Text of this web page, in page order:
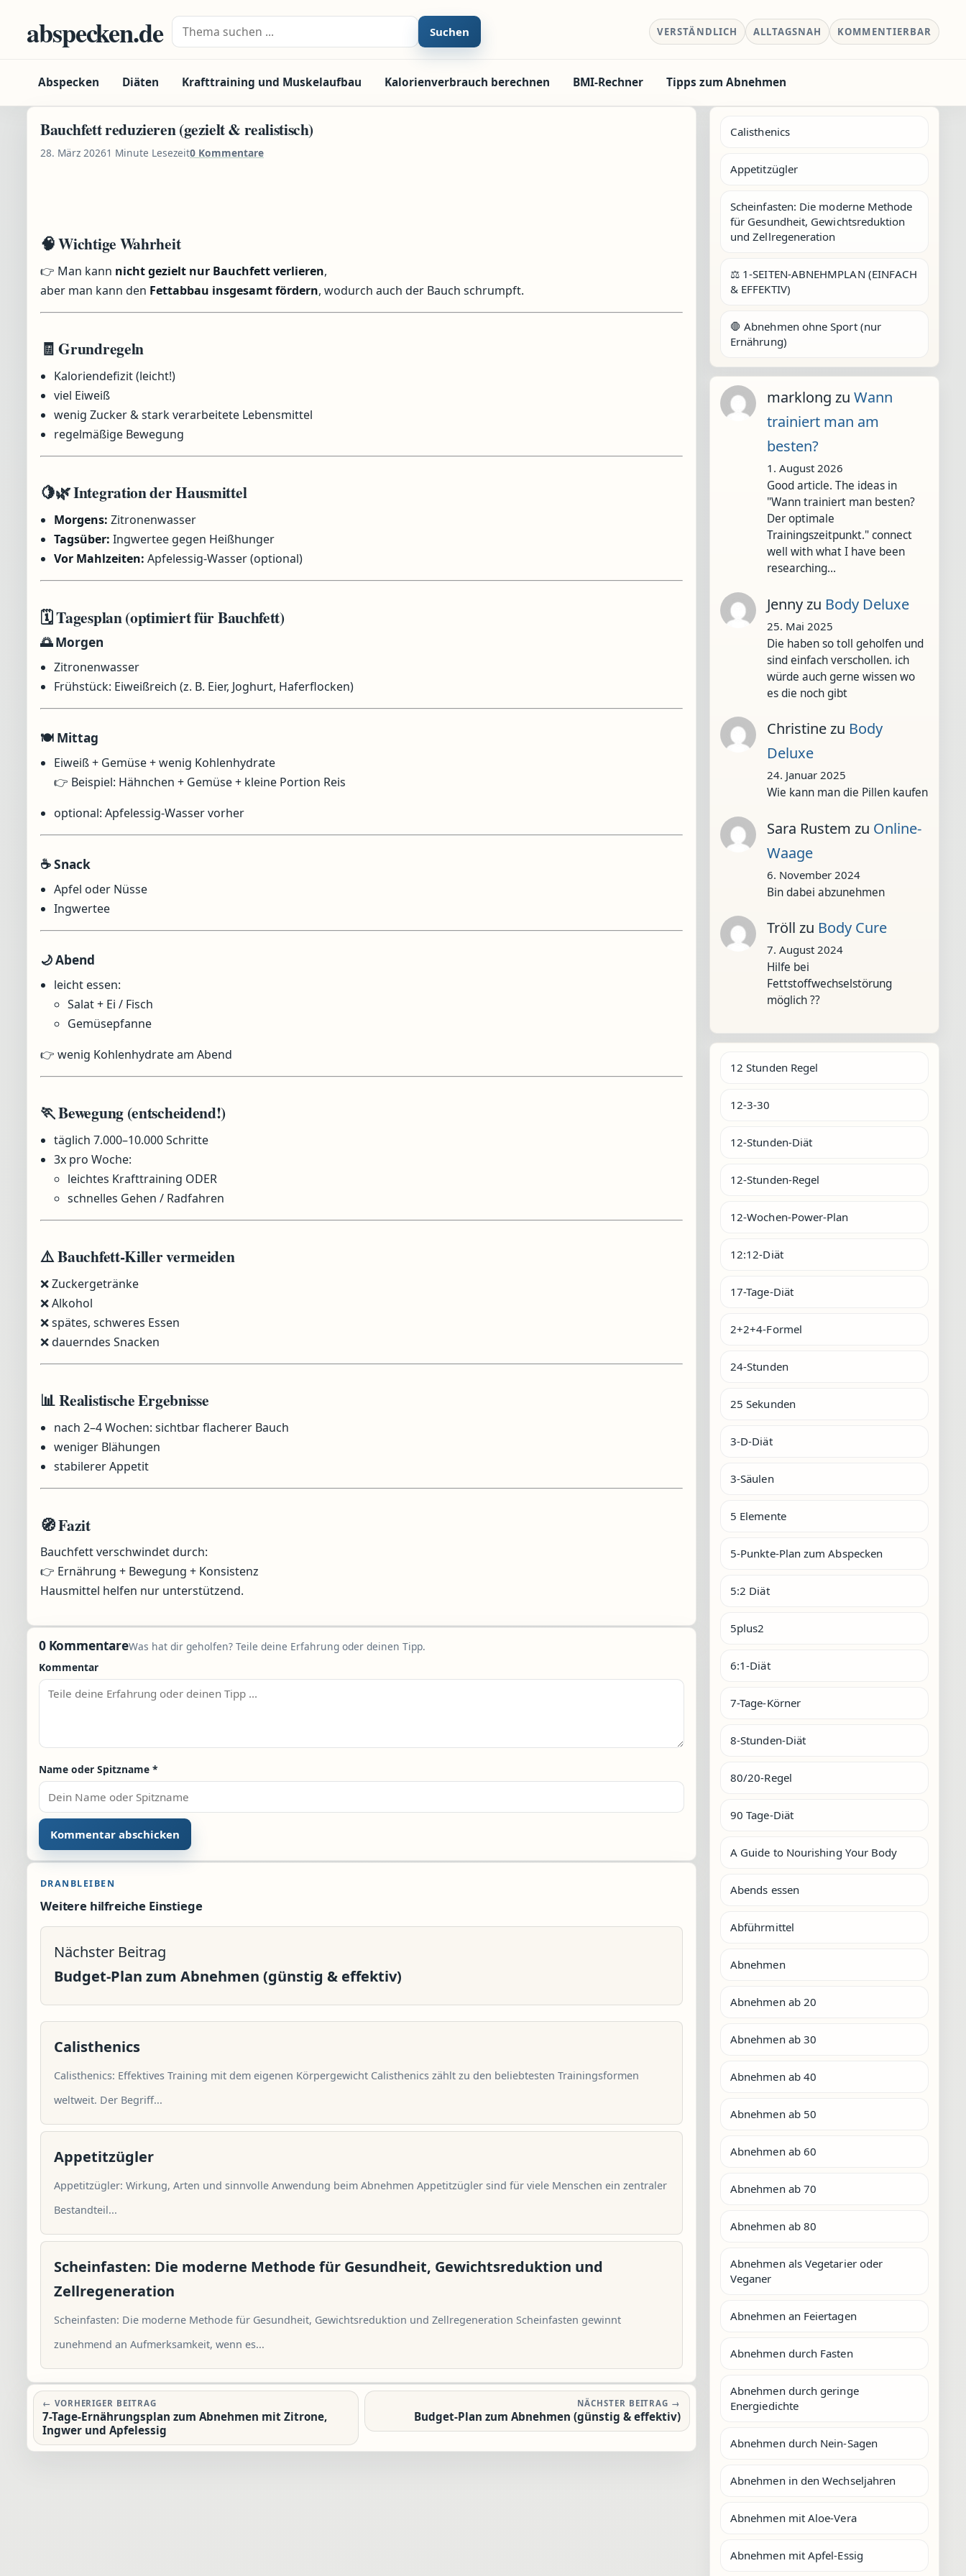
abspecken.de Suche nach: Suchen VERSTÄNDLICH ALLTAGSNAH KOMMENTIERBAR
Abspecken Diäten Krafttraining und Muskelaufbau Kalorienverbrauch berechnen BMI-Rechner Tipps zum Abnehmen
Bauchfett reduzieren (gezielt & realistisch)
28. März 20261 Minute Lesezeit0 Kommentare
🧠 Wichtige Wahrheit
👉 Man kann nicht gezielt nur Bauchfett verlieren,
aber man kann den Fettabbau insgesamt fördern, wodurch auch der Bauch schrumpft.
🧾 Grundregeln
Kaloriendefizit (leicht!)
viel Eiweiß
wenig Zucker & stark verarbeitete Lebensmittel
regelmäßige Bewegung
🍋🌿 Integration der Hausmittel
Morgens: Zitronenwasser
Tagsüber: Ingwertee gegen Heißhunger
Vor Mahlzeiten: Apfelessig-Wasser (optional)
🗓️ Tagesplan (optimiert für Bauchfett)
🌅 Morgen
Zitronenwasser
Frühstück: Eiweißreich (z. B. Eier, Joghurt, Haferflocken)
🍽️ Mittag
Eiweiß + Gemüse + wenig Kohlenhydrate
👉 Beispiel: Hähnchen + Gemüse + kleine Portion Reis
optional: Apfelessig-Wasser vorher
☕ Snack
Apfel oder Nüsse
Ingwertee
🌙 Abend
leicht essen:
Salat + Ei / Fisch
Gemüsepfanne
👉 wenig Kohlenhydrate am Abend
🏃 Bewegung (entscheidend!)
täglich 7.000–10.000 Schritte
3x pro Woche:
leichtes Krafttraining ODER
schnelles Gehen / Radfahren
⚠️ Bauchfett-Killer vermeiden
❌ Zuckergetränke
❌ Alkohol
❌ spätes, schweres Essen
❌ dauerndes Snacken
📊 Realistische Ergebnisse
nach 2–4 Wochen: sichtbar flacherer Bauch
weniger Blähungen
stabilerer Appetit
🧭 Fazit
Bauchfett verschwindet durch:
👉 Ernährung + Bewegung + Konsistenz
Hausmittel helfen nur unterstützend.
0 KommentareWas hat dir geholfen? Teile deine Erfahrung oder deinen Tipp.
Kommentar
Name oder Spitzname *
DRANBLEIBEN
Weitere hilfreiche Einstiege
Nächster Beitrag
Budget-Plan zum Abnehmen (günstig & effektiv)
Calisthenics
Calisthenics: Effektives Training mit dem eigenen Körpergewicht Calisthenics zählt zu den beliebtesten Trainingsformen
weltweit. Der Begriff...
Appetitzügler
Appetitzügler: Wirkung, Arten und sinnvolle Anwendung beim Abnehmen Appetitzügler sind für viele Menschen ein zentraler
Bestandteil...
Scheinfasten: Die moderne Methode für Gesundheit, Gewichtsreduktion und
Zellregeneration
Scheinfasten: Die moderne Methode für Gesundheit, Gewichtsreduktion und Zellregeneration Scheinfasten gewinnt
zunehmend an Aufmerksamkeit, wenn es...
Beitragsnavigation
← VORHERIGER BEITRAG
7-Tage-Ernährungsplan zum Abnehmen mit Zitrone,
Ingwer und Apfelessig
NÄCHSTER BEITRAG →
Budget-Plan zum Abnehmen (günstig & effektiv)
Calisthenics
Appetitzügler
Scheinfasten: Die moderne Methode
für Gesundheit, Gewichtsreduktion
und Zellregeneration
⚖️ 1-SEITEN-ABNEHMPLAN (EINFACH
& EFFEKTIV)
🛑 Abnehmen ohne Sport (nur
Ernährung)
marklong zu Wann
trainiert man am
besten?
1. August 2026
Good article. The ideas in
"Wann trainiert man besten?
Der optimale
Trainingszeitpunkt." connect
well with what I have been
researching…
Jennyzu Body Deluxe
25. Mai 2025
Die haben so toll geholfen und
sind einfach verschollen. ich
würde auch gerne wissen wo
es die noch gibt
Christinezu Body
Deluxe
24. Januar 2025
Wie kann man die Pillen kaufen
Sara Rustem zu Online-
Waage
6. November 2024
Bin dabei abzunehmen
Tröll zu Body Cure
7. August 2024
Hilfe bei
Fettstoffwechselstörung
möglich ??
12 Stunden Regel
12-3-30
12-Stunden-Diät
12-Stunden-Regel
12-Wochen-Power-Plan
12:12-Diät
17-Tage-Diät
2+2+4-Formel
24-Stunden
25 Sekunden
3-D-Diät
3-Säulen
5 Elemente
5-Punkte-Plan zum Abspecken
5:2 Diät
5plus2
6:1-Diät
7-Tage-Körner
8-Stunden-Diät
80/20-Regel
90 Tage-Diät
A Guide to Nourishing Your Body
Abends essen
Abführmittel
Abnehmen
Abnehmen ab 20
Abnehmen ab 30
Abnehmen ab 40
Abnehmen ab 50
Abnehmen ab 60
Abnehmen ab 70
Abnehmen ab 80
Abnehmen als Vegetarier oder
Veganer
Abnehmen an Feiertagen
Abnehmen durch Fasten
Abnehmen durch geringe
Energiedichte
Abnehmen durch Nein-Sagen
Abnehmen in den Wechseljahren
Abnehmen mit Aloe-Vera
Abnehmen mit Apfel-Essig